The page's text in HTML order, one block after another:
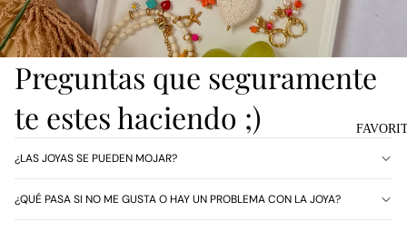
Preguntas que seguramente
te estes haciendo ;)
¿LAS JOYAS SE PUEDEN MOJAR?
¿QUÉ PASA SI NO ME GUSTA O HAY UN PROBLEMA CON LA JOYA?